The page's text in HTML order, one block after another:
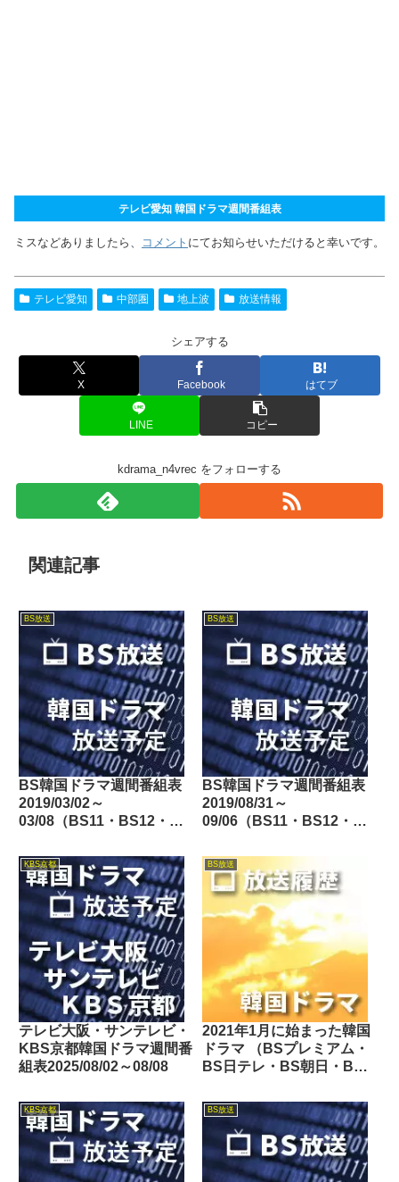
テレビ愛知 韓国ドラマ週間番組表
ミスなどありましたら、 コメント にてお知らせいただけると幸いです。
テレビ愛知 中部圏 地上波 放送情報
シェアする
X Facebook はてブ
LINE コピー
kdrama_n4vrec をフォローする
関連記事
BS放送
BS韓国ドラマ週間番組表
2019/03/02～
03/08（BS11・BS12・
BS放送
BS韓国ドラマ週間番組表
2019/08/31～
09/06（BS11・BS12・
KBS京都
テレビ大阪・サンテレビ・
KBS京都韓国ドラマ週間番
組表2025/08/02～08/08
BS放送
2021年1月に始まった韓国
ドラマ （BSプレミアム・
BS日テレ・BS朝日・BS-
ジ・BS11・BS12・テレビ
東京・TOKYO MX・テレ
玉・チバテレ・テレビ神奈
川・テレビ大阪・サンテレ
ビ・KBS京都・テレビ愛
KBS京都 BS放送